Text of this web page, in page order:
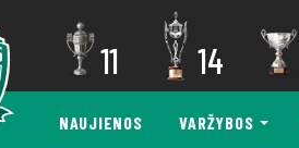
11 14
NAUJIENOS VARŽYBOS